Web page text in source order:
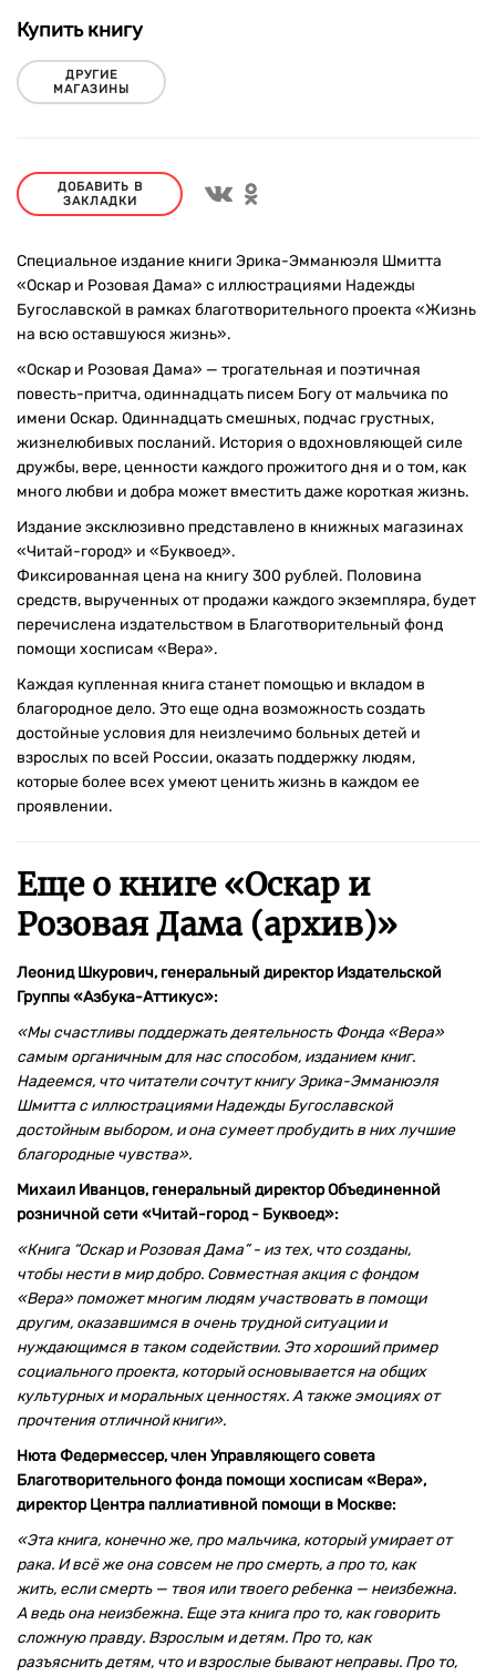
Купить книгу
ДРУГИЕ
МАГАЗИНЫ
ДОБАВИТЬ В
ЗАКЛАДКИ
Специальное издание книги Эрика-Эмманюэля Шмитта
«Оскар и Розовая Дама» с иллюстрациями Надежды
Бугославской в рамках благотворительного проекта «Жизнь
на всю оставшуюся жизнь».
«Оскар и Розовая Дама» — трогательная и поэтичная
повесть-притча, одиннадцать писем Богу от мальчика по
имени Оскар. Одиннадцать смешных, подчас грустных,
жизнелюбивых посланий. История о вдохновляющей силе
дружбы, вере, ценности каждого прожитого дня и о том, как
много любви и добра может вместить даже короткая жизнь.
Издание эксклюзивно представлено в книжных магазинах
«Читай-город» и «Буквоед».
Фиксированная цена на книгу 300 рублей. Половина
средств, вырученных от продажи каждого экземпляра, будет
перечислена издательством в Благотворительный фонд
помощи хосписам «Вера».
Каждая купленная книга станет помощью и вкладом в
благородное дело. Это еще одна возможность создать
достойные условия для неизлечимо больных детей и
взрослых по всей России, оказать поддержку людям,
которые более всех умеют ценить жизнь в каждом ее
проявлении.
Еще о книге «Оскар и
Розовая Дама (архив)»
Леонид Шкурович, генеральный директор Издательской
Группы «Азбука-Аттикус»:
«Мы счастливы поддержать деятельность Фонда «Вера»
самым органичным для нас способом, изданием книг.
Надеемся, что читатели сочтут книгу Эрика-Эмманюэля
Шмитта с иллюстрациями Надежды Бугославской
достойным выбором, и она сумеет пробудить в них лучшие
благородные чувства».
Михаил Иванцов, генеральный директор Объединенной
розничной сети «Читай-город - Буквоед»:
«Книга “Оскар и Розовая Дама” - из тех, что созданы,
чтобы нести в мир добро. Совместная акция с фондом
«Вера» поможет многим людям участвовать в помощи
другим, оказавшимся в очень трудной ситуации и
нуждающимся в таком содействии. Это хороший пример
социального проекта, который основывается на общих
культурных и моральных ценностях. А также эмоциях от
прочтения отличной книги».
Нюта Федермессер, член Управляющего совета
Благотворительного фонда помощи хосписам «Вера»,
директор Центра паллиативной помощи в Москве:
«Эта книга, конечно же, про мальчика, который умирает от
рака. И всё же она совсем не про смерть, а про то, как
жить, если смерть — твоя или твоего ребенка — неизбежна.
А ведь она неизбежна. Еще эта книга про то, как говорить
сложную правду. Взрослым и детям. Про то, как
разъяснить детям, что и взрослые бывают неправы. Про то,